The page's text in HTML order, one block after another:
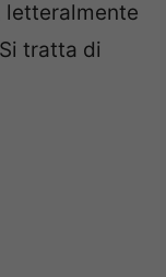
letteralmente
tratta di